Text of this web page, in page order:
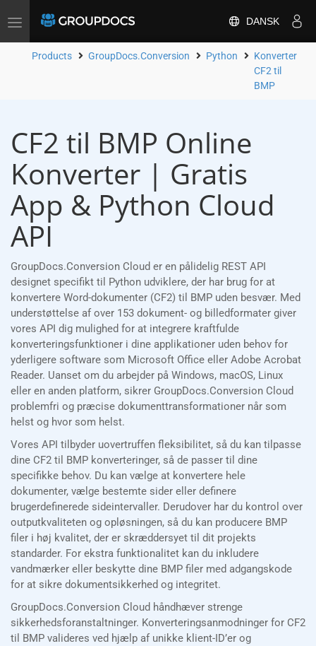
Toggle
DANSK
Products GroupDocs.Conversion Python
Konverter
CF2 til
BMP
CF2 til BMP Online
Konverter | Gratis
App & Python Cloud
API
GroupDocs.Conversion Cloud er en pålidelig REST API
designet specifikt til Python udviklere, der har brug for at
konvertere Word-dokumenter (CF2) til BMP uden besvær. Med
understøttelse af over 153 dokument- og billedformater giver
vores API dig mulighed for at integrere kraftfulde
konverteringsfunktioner i dine applikationer uden behov for
yderligere software som Microsoft Office eller Adobe Acrobat
Reader. Uanset om du arbejder på Windows, macOS, Linux
eller en anden platform, sikrer GroupDocs.Conversion Cloud
problemfri og præcise dokumenttransformationer når som
helst og hvor som helst.
Vores API tilbyder uovertruffen fleksibilitet, så du kan tilpasse
dine CF2 til BMP konverteringer, så de passer til dine
specifikke behov. Du kan vælge at konvertere hele
dokumenter, vælge bestemte sider eller definere
brugerdefinerede sideintervaller. Derudover har du kontrol over
outputkvaliteten og opløsningen, så du kan producere BMP
filer i høj kvalitet, der er skræddersyet til dit projekts
standarder. For ekstra funktionalitet kan du inkludere
vandmærker eller beskytte dine BMP filer med adgangskode
for at sikre dokumentsikkerhed og integritet.
GroupDocs.Conversion Cloud håndhæver strenge
sikkerhedsforanstaltninger. Konverteringsanmodninger for CF2
til BMP valideres ved hjælp af unikke klient-ID’er og